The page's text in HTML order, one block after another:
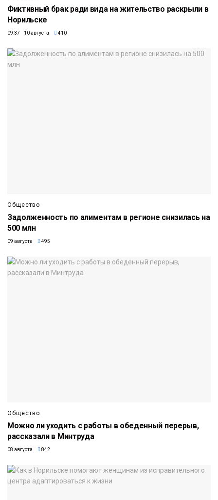
Фиктивный брак ради вида на жительство раскрыли в
Норильске
09:37 10 августа 410
Общество
Задолженность по алиментам в регионе снизилась на
500 млн
09 августа 495
Общество
Можно ли уходить с работы в обеденный перерыв,
рассказали в Минтруда
08 августа 842